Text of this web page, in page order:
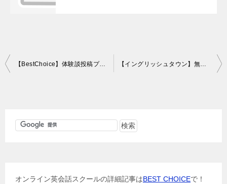
投
【BestChoice】体験談投稿プレゼントは当選率高し
オンライン英会話スクールの詳細記事はBEST CHOICEで！